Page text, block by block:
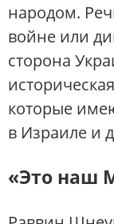
народом.
войне или
сторона
которые
в Израиле и
«Это наш